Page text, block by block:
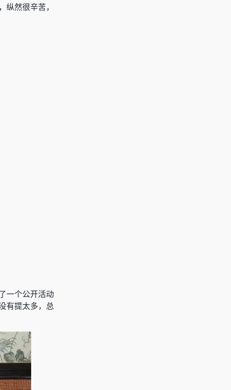
然很辛苦，
一个公开活动
有提太多，总